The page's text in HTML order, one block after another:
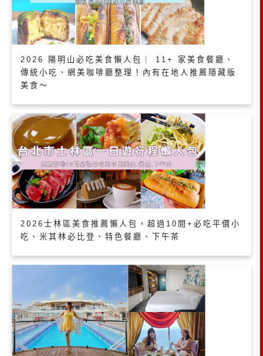
2026 陽明山必吃美食懶人包｜ 11+ 家美食餐廳、
傳統小吃、網美咖啡廳整理！內有在地人推薦隱藏版
美食～
2026士林區美食推薦懶人包，超過10間+必吃平價小
吃、米其林必比登、特色餐廳、下午茶